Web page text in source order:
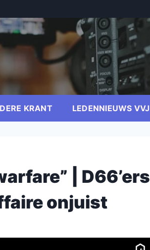
KRANT LEDENNIEUWS VVJ
| D66’ers
onjuist